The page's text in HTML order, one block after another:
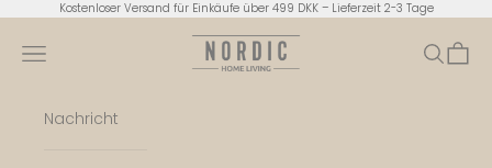
Zum Inhalt springen
Kostenloser Versand für Einkäufe über 499 DKK – Lieferzeit 2-3 Tage
Nordic Home Living
Menü Suchen
Nachricht